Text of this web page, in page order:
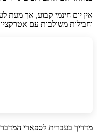
אין יום חינמי קבוע, אך מעת
וחבילות משולבות עם
מדריך בעברית לספארי המדבר